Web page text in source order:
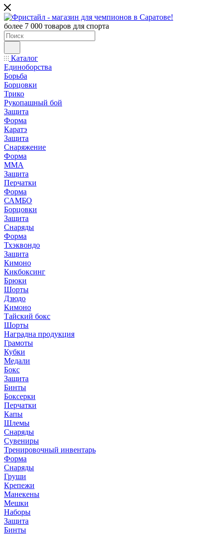
более 7 000 товаров для спорта
Каталог
Единоборства
Борьба
Борцовки
Трико
Рукопашный бой
Защита
Форма
Каратэ
Защита
Снаряжение
Форма
ММА
Защита
Перчатки
Форма
САМБО
Борцовки
Защита
Снаряды
Форма
Тхэквондо
Защита
Кимоно
Кикбоксинг
Брюки
Шорты
Дзюдо
Кимоно
Тайский бокс
Шорты
Наградна продукция
Грамоты
Кубки
Медали
Бокс
Защита
Бинты
Боксерки
Перчатки
Капы
Шлемы
Снаряды
Сувениры
Тренировочный инвентарь
Форма
Снаряды
Груши
Крепежи
Манекены
Мешки
Наборы
Защита
Бинты